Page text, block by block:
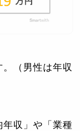
。（男性は年収
年収」や「業種